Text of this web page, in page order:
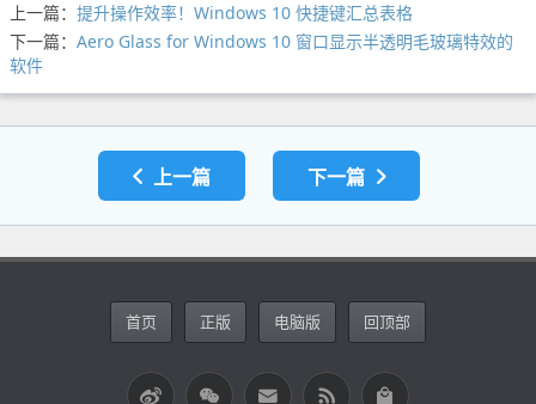
上一篇： 提升操作效率！Windows 10 快捷键汇总表格
下一篇： Aero Glass for Windows 10 窗口显示半透明毛玻璃特效的
软件
上一篇 下一篇
首页 正版 电脑版 回顶部